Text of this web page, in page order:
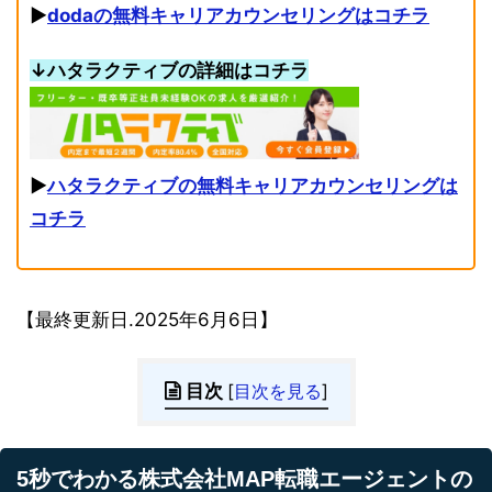
▶︎dodaの無料キャリアカウンセリングはコチラ
↓ハタラクティブの詳細はコチラ
▶︎ハタラクティブの無料キャリアカウンセリングは
コチラ
【最終更新日.2025年6月6日】
目次 [目次を見る]
5秒でわかる株式会社MAP転職エージェントの